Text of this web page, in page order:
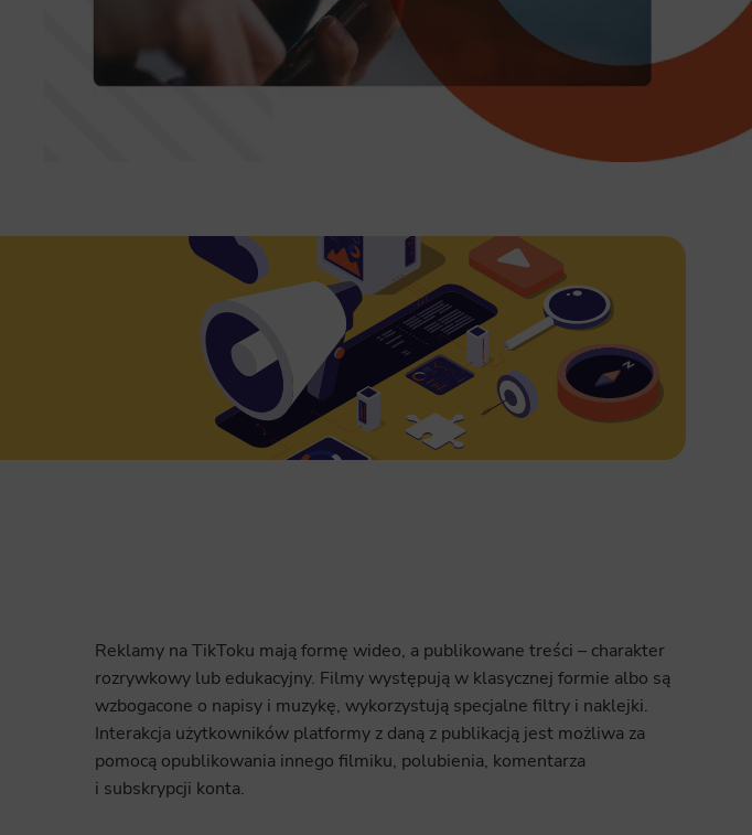
Reklamy na TikToku mają formę wideo, a publikowane treści – charakter
rozrywkowy lub edukacyjny. Filmy występują w klasycznej formie albo są
wzbogacone o napisy i muzykę, wykorzystują specjalne filtry i naklejki.
Interakcja użytkowników platformy z daną z publikacją jest możliwa za
pomocą opublikowania innego filmiku, polubienia, komentarza
i subskrypcji konta.